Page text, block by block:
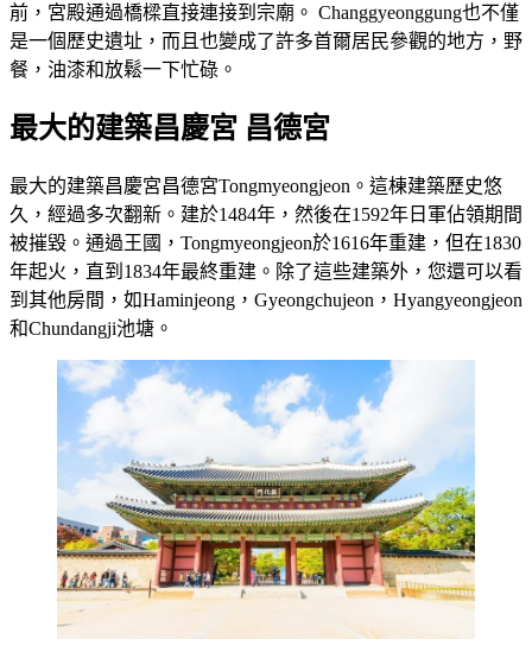
前，宮殿通過橋樑直接連接到宗廟。 Changgyeonggung也不僅
是一個歷史遺址，而且也變成了許多首爾居民參觀的地方，野
餐，油漆和放鬆一下忙碌。
最大的建築昌慶宮 昌德宮
最大的建築昌慶宮昌德宮Tongmyeongjeon。這棟建築歷史悠
久，經過多次翻新。建於1484年，然後在1592年日軍佔領期間
被摧毀。通過王國，Tongmyeongjeon於1616年重建，但在1830
年起火，直到1834年最終重建。除了這些建築外，您還可以看
到其他房間，如Haminjeong，Gyeongchujeon，Hyangyeongjeon
和Chundangji池塘。